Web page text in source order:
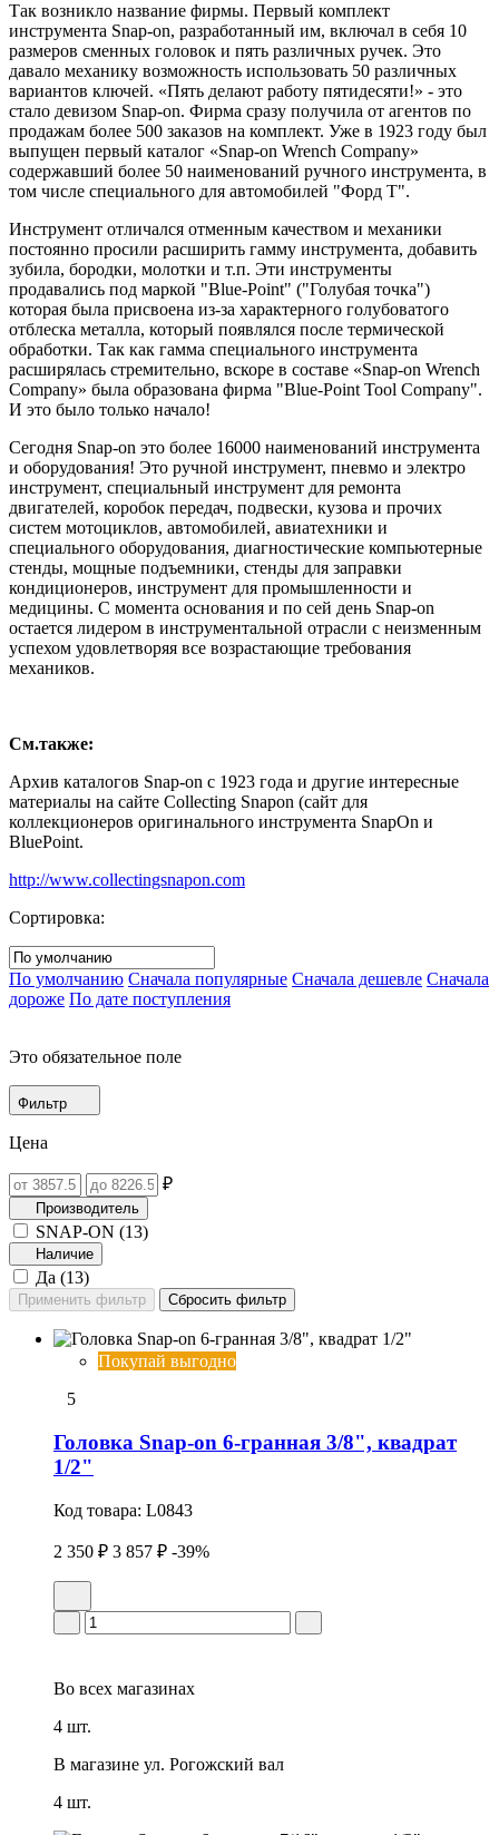
Так возникло название фирмы. Первый комплект
инструмента Snap-on, разработанный им, включал в себя 10
размеров сменных головок и пять различных ручек. Это
давало механику возможность использовать 50 различных
вариантов ключей. «Пять делают работу пятидесяти!» - это
стало девизом Snap-on. Фирма сразу получила от агентов по
продажам более 500 заказов на комплект. Уже в 1923 году был
выпущен первый каталог «Snap-on Wrench Company»
содержавший более 50 наименований ручного инструмента, в
том числе специального для автомобилей "Форд Т".
Инструмент отличался отменным качеством и механики
постоянно просили расширить гамму инструмента, добавить
зубила, бородки, молотки и т.п. Эти инструменты
продавались под маркой "Blue-Point" ("Голубая точка")
которая была присвоена из-за характерного голубоватого
отблеска металла, который появлялся после термической
обработки. Так как гамма специального инструмента
расширялась стремительно, вскоре в составе «Snap-on Wrench
Company» была образована фирма "Blue-Point Tool Company".
И это было только начало!
Сегодня Snap-on это более 16000 наименований инструмента
и оборудования! Это ручной инструмент, пневмо и электро
инструмент, специальный инструмент для ремонта
двигателей, коробок передач, подвески, кузова и прочих
систем мотоциклов, автомобилей, авиатехники и
специального оборудования, диагностические компьютерные
стенды, мощные подъемники, стенды для заправки
кондиционеров, инструмент для промышленности и
медицины. С момента основания и по сей день Snap-on
остается лидером в инструментальной отрасли с неизменным
успехом удовлетворяя все возрастающие требования
механиков.
См.также:
Архив каталогов Snap-on с 1923 года и другие интересные
материалы на сайте Collecting Snapon (сайт для
коллекционеров оригинального инструмента SnapOn и
BluePoint.
http://www.collectingsnapon.com
Сортировка:
По умолчанию Сначала популярные Сначала дешевле Сначала
дороже По дате поступления
Это обязательное поле
Фильтр
Цена
₽
Производитель
SNAP-ON (13)
Наличие
Да (13)
Покупай выгодно
5
Головка Snap-on 6-гранная 3/8", квадрат
1/2"
Код товара: L0843
2 350 ₽ 3 857 ₽ -39%
Во всех магазинах
4 шт.
В магазине ул. Рогожский вал
4 шт.